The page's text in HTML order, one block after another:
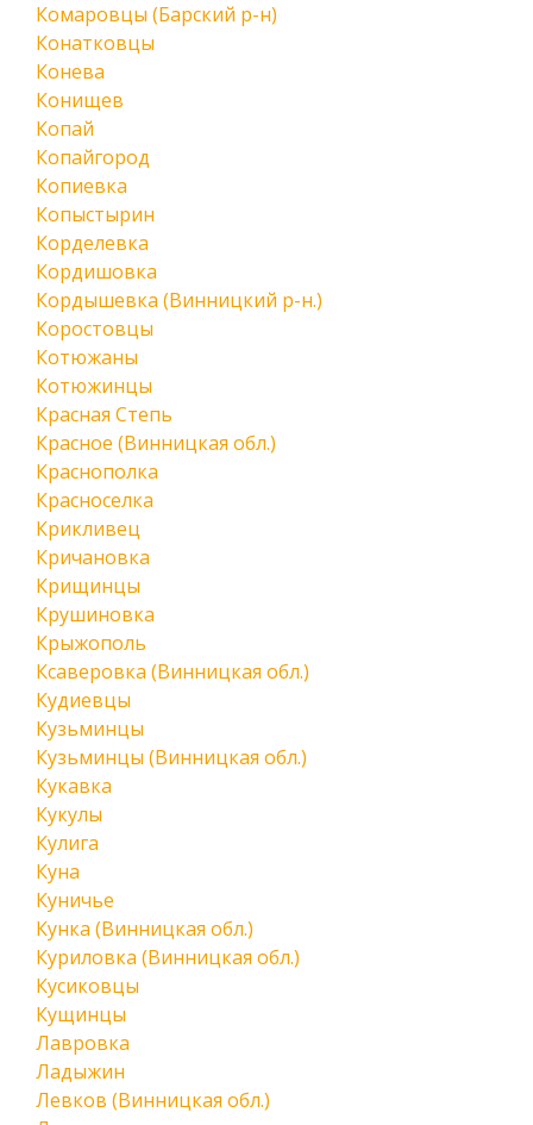
Комаровцы (Барский р-н)
Конатковцы
Конева
Конищев
Копай
Копайгород
Копиевка
Копыстырин
Корделевка
Кордишовка
Кордышевка (Винницкий р-н.)
Коростовцы
Котюжаны
Котюжинцы
Красная Степь
Красное (Винницкая обл.)
Краснополка
Красноселка
Крикливец
Кричановка
Крищинцы
Крушиновка
Крыжополь
Ксаверовка (Винницкая обл.)
Кудиевцы
Кузьминцы
Кузьминцы (Винницкая обл.)
Кукавка
Кукулы
Кулига
Куна
Куничье
Кунка (Винницкая обл.)
Куриловка (Винницкая обл.)
Кусиковцы
Кущинцы
Лавровка
Ладыжин
Левков (Винницкая обл.)